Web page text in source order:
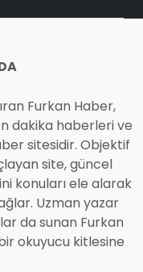
Furkan Haber,
dakika haberleri ve
sitesidir. Objektif
site, güncel
konuları ele alarak
Uzman yazar
da sunan Furkan
okuyucu kitlesine